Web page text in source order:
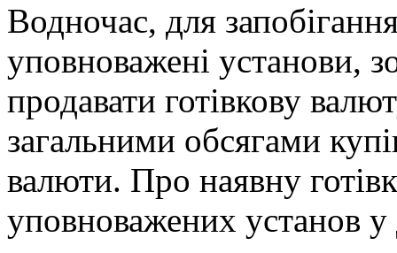
Водночас, для
уповноважені установи,
продавати готівкову
загальними обсягами
валюти. Про наявну
уповноважених установ у